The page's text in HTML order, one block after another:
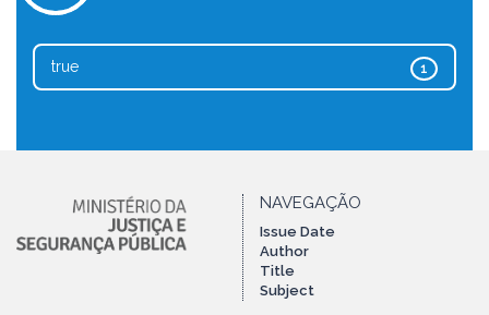
1
true
NAVEGAÇÃO
Issue Date
Author
Title
Subject